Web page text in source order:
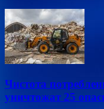
Чистота
уничтожат 25